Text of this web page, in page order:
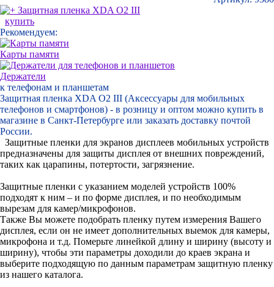
купить
Рекомендуем:
Карты памяти
Держатели
к телефонам и планшетам
Защитная пленка XDA O2 III (Аксессуары для мобильных
телефонов и смартфонов) - в розницу и оптом можно купить в
магазине в Санкт-Петербурге или заказать доставку почтой
России.
Защитные пленки для экранов дисплеев мобильных устройств
предназначены для защиты дисплея от внешних повреждений,
таких как царапины, потертости, загрязнение.
Защитные пленки с указанием моделей устройств 100%
подходят к ним – и по форме дисплея, и по необходимым
вырезам для камер/микрофонов.
Также Вы можете подобрать пленку путем измерения Вашего
дисплея, если он не имеет дополнительных выемок для камеры,
микрофона и т.д. Померьте линейкой длину и ширину (высоту и
ширину), чтобы эти параметры доходили до краев экрана и
выберите подходящую по данным параметрам защитную пленку
из нашего каталога.